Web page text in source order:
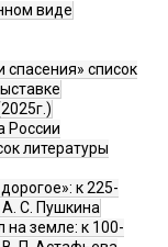
виде
список
России
литературы
к 225-
С. Пушкина
на земле: к 100-